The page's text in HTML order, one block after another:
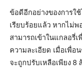
ข้อดีอีกอย่างของการใ
เรียบร้อยแล้ว หากไม่
สามารถเข้าในแกลอรี่
ความละเอียด เมื่อเพื่อ
จะถูกปรับเหลือเพียง